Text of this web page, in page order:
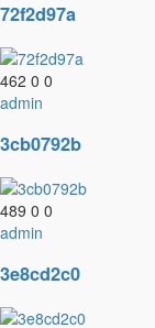
72f2d97a
462 0 0
admin
3cb0792b
489 0 0
admin
3e8cd2c0